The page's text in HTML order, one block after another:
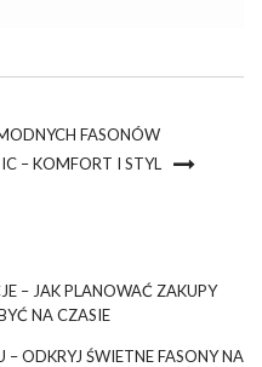
FASONÓW
– KOMFORT I STYL
– JAK PLANOWAĆ ZAKUPY
NA CZASIE
ODKRYJ ŚWIETNE FASONY NA